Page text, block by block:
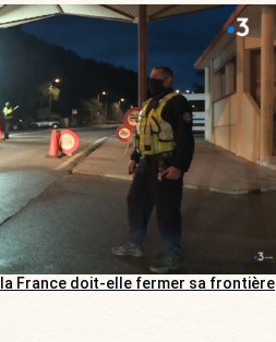
la France doit-elle fermer sa frontière